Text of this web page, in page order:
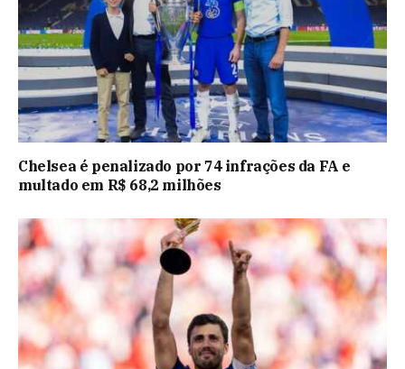
Chelsea é penalizado por 74 infrações da FA e
multado em R$ 68,2 milhões